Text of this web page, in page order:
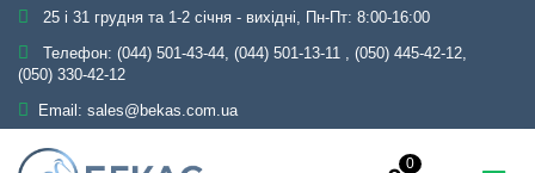
25 і 31 грудня та 1-2 січня - вихідні, Пн-Пт: 8:00-16:00
Телефон: (044) 501-43-44, (044) 501-13-11 , (050) 445-42-12,
(050) 330-42-12
Email: sales@bekas.com.ua
0